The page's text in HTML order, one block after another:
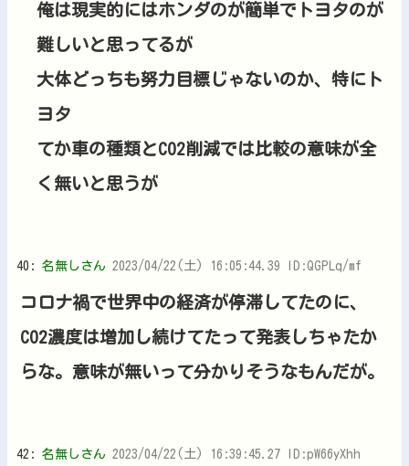
俺は現実的にはホンダのが簡単でトヨタのが
難しいと思ってるが
大体どっちも努力目標じゃないのか、特にト
ヨタ
てか車の種類とCO2削減では比較の意味が全
く無いと思うが
40: 名無しさん 2023/04/22(土) 16:05:44.39 ID:QGPLq/mf
コロナ禍で世界中の経済が停滞してたのに、
CO2濃度は増加し続けてたって発表しちゃたか
らな。意味が無いって分かりそうなもんだが。
42: 名無しさん 2023/04/22(土) 16:39:45.27 ID:pW66yXhh